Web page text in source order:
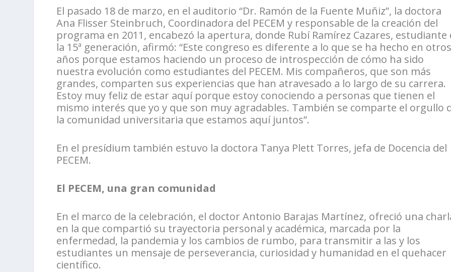
El pasado 18 de marzo, en el auditorio “Dr. Ramón de la Fuente Muñiz”, la doctora
Ana Flisser Steinbruch, Coordinadora del PECEM y responsable de la creación del
programa en 2011, encabezó la apertura, donde Rubí Ramírez Cazares, estudiante
la 15ª generación, afirmó: “Este congreso es diferente a lo que se ha hecho en otros
años porque estamos haciendo un proceso de introspección de cómo ha sido
nuestra evolución como estudiantes del PECEM. Mis compañeros, que son más
grandes, comparten sus experiencias que han atravesado a lo largo de su carrera.
Estoy muy feliz de estar aquí porque estoy conociendo a personas que tienen el
mismo interés que yo y que son muy agradables. También se comparte el orgullo
la comunidad universitaria que estamos aquí juntos”.
En el presídium también estuvo la doctora Tanya Plett Torres, jefa de Docencia del
PECEM.
El PECEM, una gran comunidad
En el marco de la celebración, el doctor Antonio Barajas Martínez, ofreció una
en la que compartió su trayectoria personal y académica, marcada por la
enfermedad, la pandemia y los cambios de rumbo, para transmitir a las y los
estudiantes un mensaje de perseverancia, curiosidad y humanidad en el quehacer
científico.